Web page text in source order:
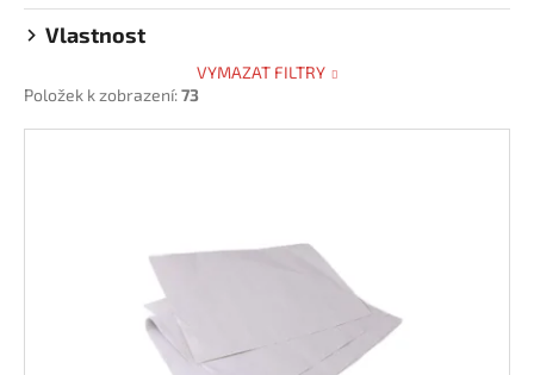
Vlastnost
VYMAZAT FILTRY
Položek k zobrazení:73